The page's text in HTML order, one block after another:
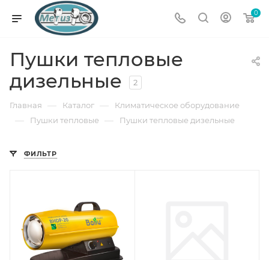
0
Пушки тепловые
дизельные
2
Главная — Каталог — Климатическое оборудование
— Пушки тепловые — Пушки тепловые дизельные
ФИЛЬТР